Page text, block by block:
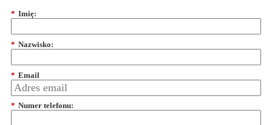
* Imię:
* Nazwisko:
* Email
* Numer telefonu: